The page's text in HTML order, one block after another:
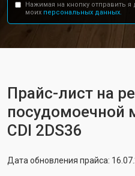
Нажимая на кнопку отправить
моих персональных данных.
Прайс-лист на
посудомоечной
CDI 2DS36
Дата обновления прайса: